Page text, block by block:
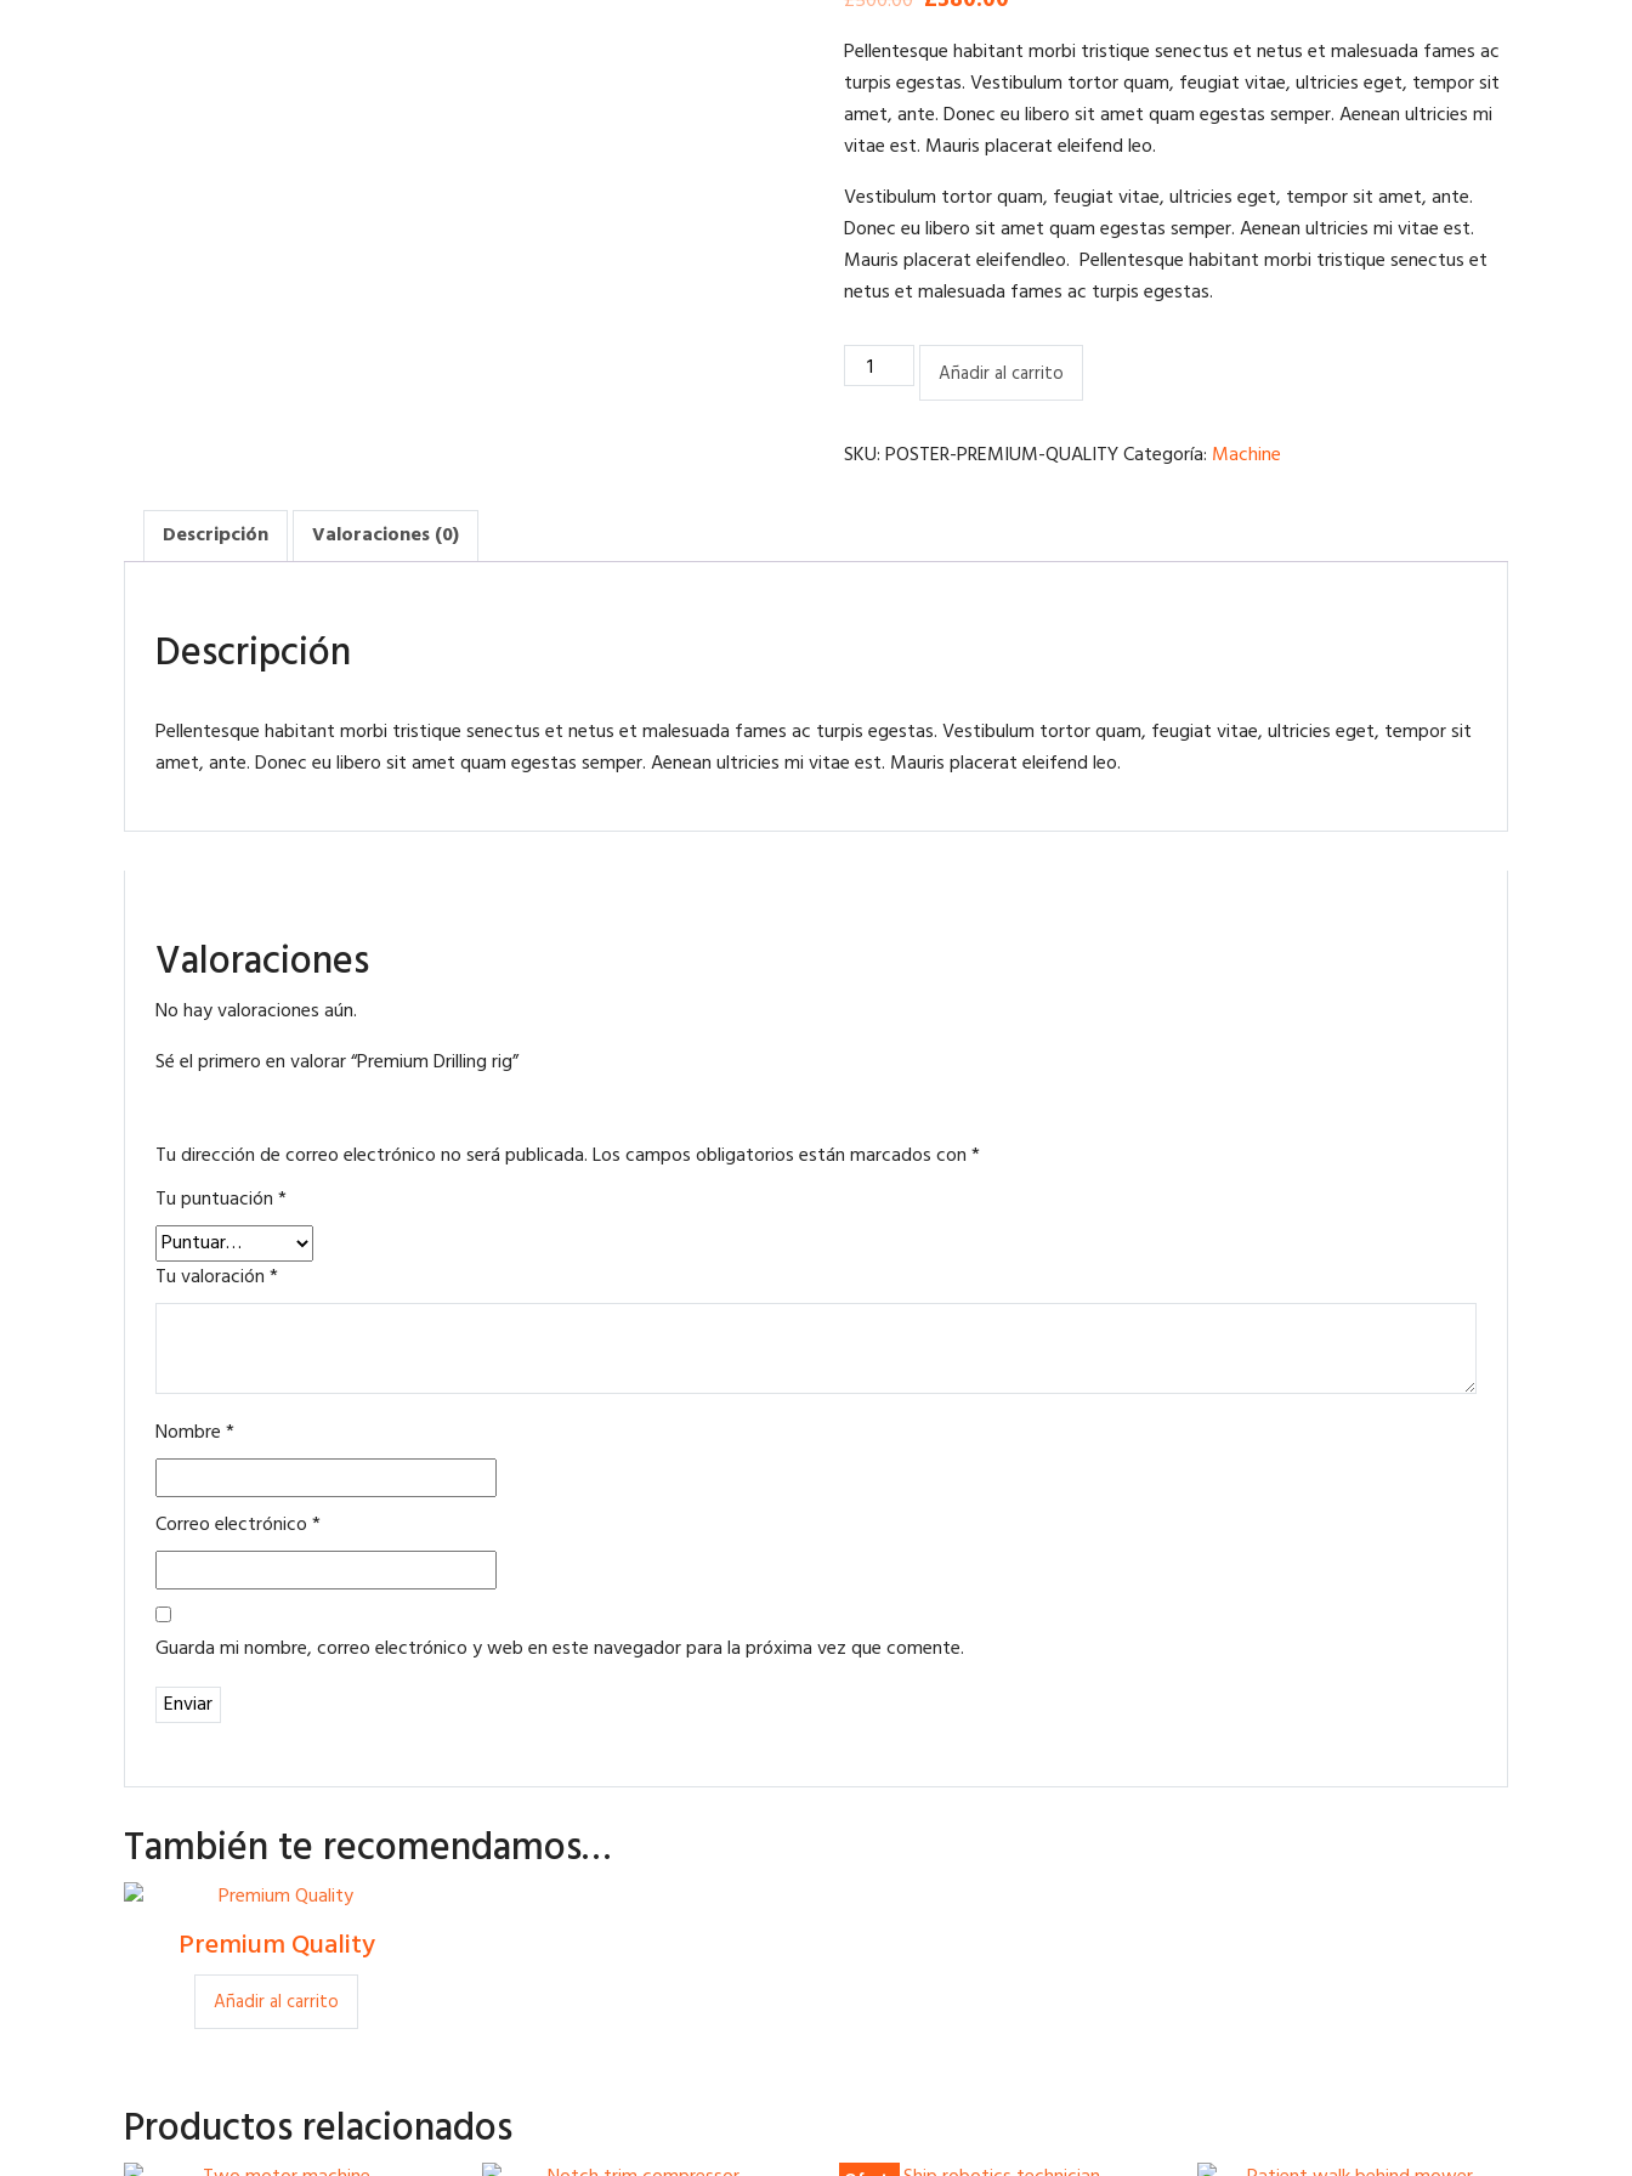
original
era:
£500.00.
actual
es:
£380.00.
Pellentesque habitant morbi tristique senectus et netus et malesuada fames ac
turpis egestas. Vestibulum tortor quam, feugiat vitae, ultricies eget, tempor sit
amet, ante. Donec eu libero sit amet quam egestas semper. Aenean ultricies mi
vitae est. Mauris placerat eleifend leo.
Vestibulum tortor quam, feugiat vitae, ultricies eget, tempor sit amet, ante.
Donec eu libero sit amet quam egestas semper. Aenean ultricies mi vitae est.
Mauris placerat eleifendleo. Pellentesque habitant morbi tristique senectus et
netus et malesuada fames ac turpis egestas.
Premium
Drilling
cantidad
Añadir al carrito
SKU:POSTER-PREMIUM-QUALITYCategoría: Machine
Descripción Valoraciones (0)
Descripción
Pellentesque habitant morbi tristique senectus et netus et malesuada fames ac turpis egestas. Vestibulum tortor quam, feugiat vitae, ultricies eget, tempor sit
amet, ante. Donec eu libero sit amet quam egestas semper. Aenean ultricies mi vitae est. Mauris placerat eleifend leo.
Valoraciones
No hay valoraciones aún.
Sé el primero en valorar “Premium Drilling rig”
Tu dirección de correo electrónico no será publicada.Los campos obligatorios están marcados con*
Tu puntuación*
Tu valoración*
Nombre*
Correo electrónico*
Guarda mi nombre, correo electrónico y web en este navegador para la próxima vez que comente.
También te recomendamos…
£80.00
Premium Quality
Añadir al carrito
Productos relacionados